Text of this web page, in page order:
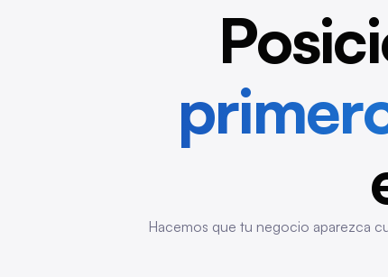
Hacemos que tu negocio aparezca